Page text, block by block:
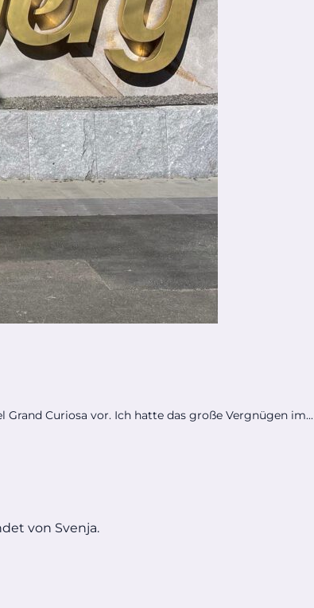
Curiosa vor. Ich hatte das große Vergnügen im...
von Svenja.